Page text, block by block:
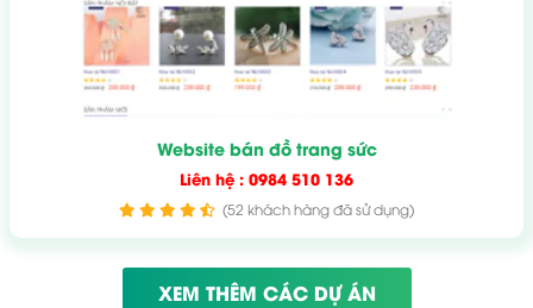
Website bán đồ trang sức
Liên hệ : 0984 510 136
(52 khách hàng đã sử dụng)
XEM THÊM CÁC DỰ ÁN